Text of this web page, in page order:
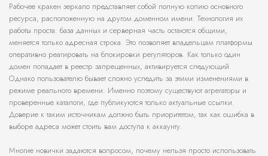
Рабочее кракен зеркало представляет собой полную копию основного
ресурса, расположенную на другом доменном имени. Технология их
работы проста: база данных и серверная часть остаются общими,
меняется только адресная строка. Это позволяет владельцам платформы
оперативно реагировать на блокировки регуляторов. Как только один
домен попадает в реестр запрещенных, активируется следующий.
Однако пользователю бывает сложно уследить за этими изменениями в
режиме реального времени. Именно поэтому существуют агрегаторы и
проверенные каталоги, где публикуются только актуальные ссылки.
Доверие к таким источникам должно быть приоритетом, так как ошибка в
выборе адреса может стоить вам доступа к аккаунту.
Многие новички задаются вопросом, почему нельзя просто использовать